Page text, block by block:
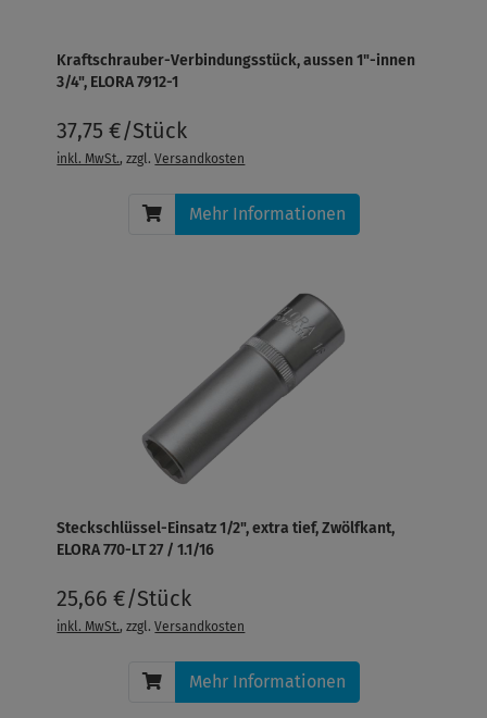
Kraftschrauber-Verbindungsstück, aussen 1"-innen
3/4", ELORA 7912-1
37,75 €/Stück
inkl. MwSt., zzgl.Versandkosten
Mehr Informationen
Steckschlüssel-Einsatz 1/2", extra tief, Zwölfkant,
ELORA 770-LT 27 / 1.1/16
25,66 €/Stück
inkl. MwSt., zzgl.Versandkosten
Mehr Informationen